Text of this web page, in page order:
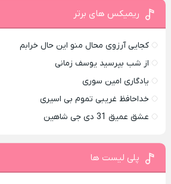
ریمیکس های برتر
کجایی آرزوی محال منو این حال خرابم
از شب بپرسید یوسف زمانی
یادگاری امین سوری
خداحافظ غریبی تموم بی اسیری
عشق عمیق 31 دی جی شاهین
پلی لیست ها